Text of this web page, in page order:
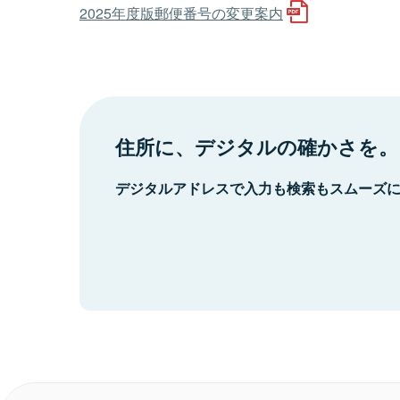
2025年度版郵便番号の変更案内
住所に、デジタルの確かさを。
デジタルアドレスで入力も検索もスムーズ